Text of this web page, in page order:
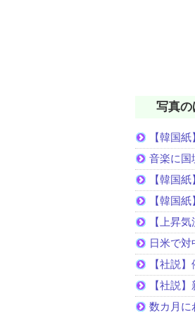
写真
【韓国
音楽に国
【韓国
【韓国
【上昇
日米で
【社説
【社説
数カ月に